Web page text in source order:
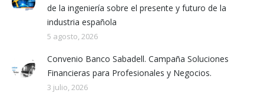
de la ingeniería sobre el presente y futuro de la
industria española
5 agosto, 2026
Convenio Banco Sabadell. Campaña Soluciones
Financieras para Profesionales y Negocios.
3 julio, 2026